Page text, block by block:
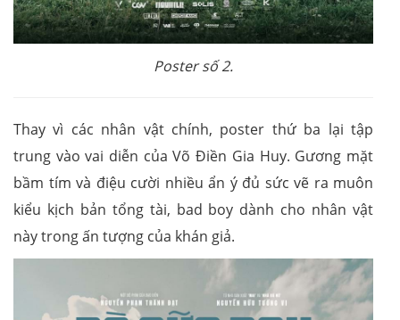
Poster số 2.
Thay vì các nhân vật chính, poster thứ ba lại tập
trung vào vai diễn của Võ Điền Gia Huy. Gương mặt
bầm tím và điệu cười nhiều ẩn ý đủ sức vẽ ra muôn
kiểu kịch bản tổng tài, bad boy dành cho nhân vật
này trong ấn tượng của khán giả.